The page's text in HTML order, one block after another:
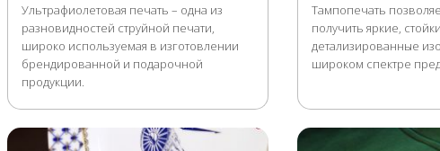
Ультрафиолетовая печать – одна из
разновидностей струйной печати,
широко используемая в изготовлении
брендированной и подарочной
продукции.
Тампопечать
получить яркие,
детализированные
широком спектре